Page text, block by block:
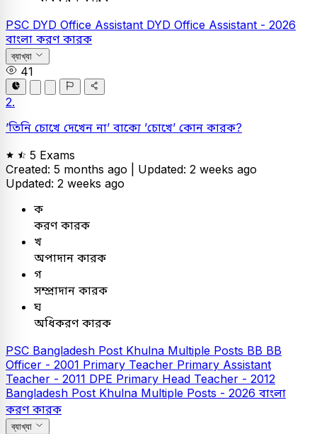
PSC DYD Office Assistant DYD Office Assistant - 2026
বাংলা করণ কারক
ব্যাখ্যা
41
2.
’তিনি চোখে দেখেন না’ বাক্যে ’চোখে’ কোন কারক?
5 Exams
Created: 5 months ago | Updated: 2 weeks ago
Updated: 2 weeks ago
ক
করণ কারক
খ
অপাদান কারক
গ
সম্প্রাদান কারক
ঘ
অধিকরণ কারক
PSC Bangladesh Post Khulna Multiple Posts BB BB
Officer - 2001 Primary Teacher Primary Assistant
Teacher - 2011 DPE Primary Head Teacher - 2012
Bangladesh Post Khulna Multiple Posts - 2026 বাংলা
করণ কারক
ব্যাখ্যা